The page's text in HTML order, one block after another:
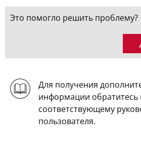
Это помогло решить проблему?
Для получения
информации обратитесь
соответствующему
пользователя.